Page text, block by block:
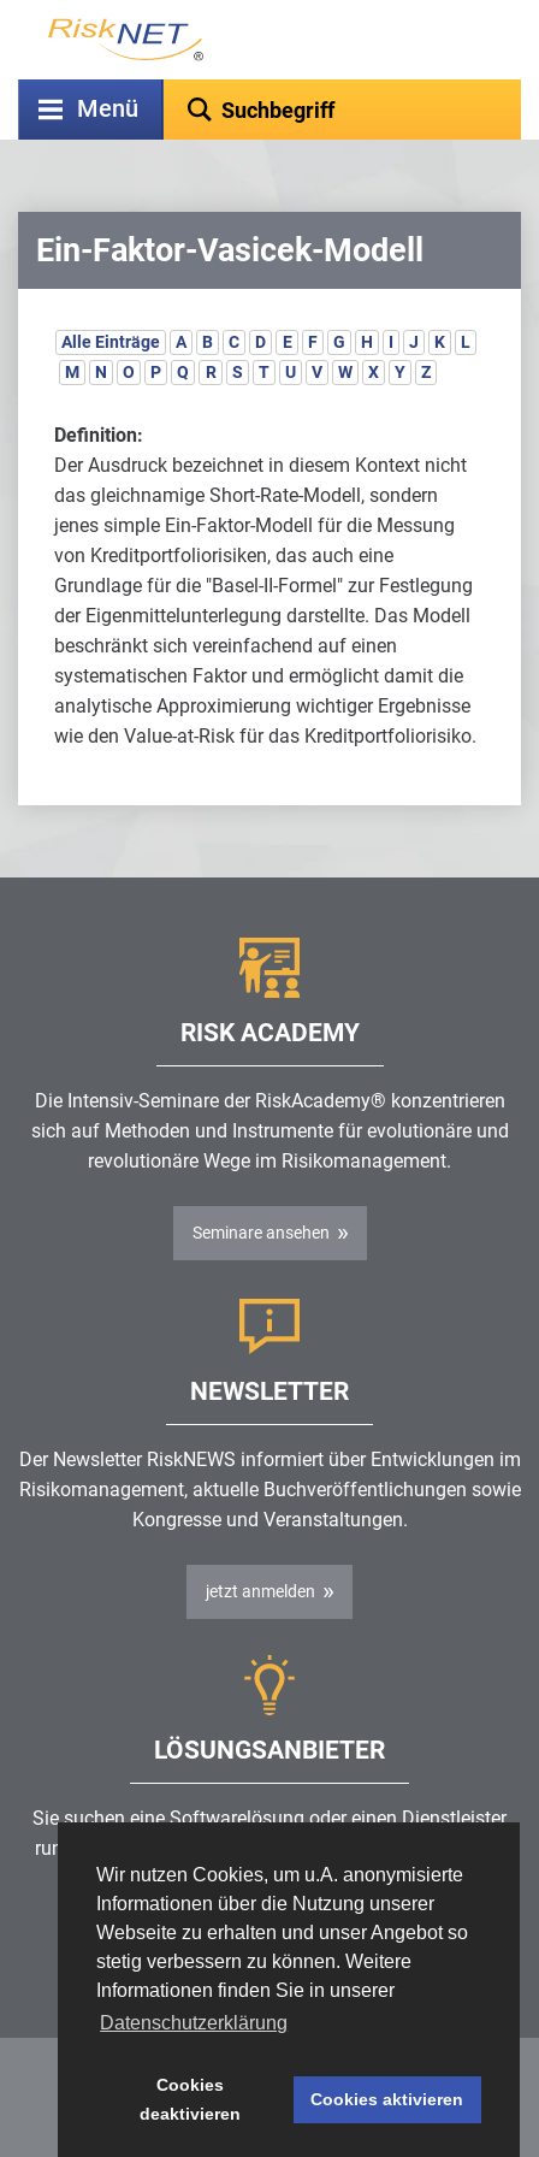
Wir nutzen Cookies, um u.A. anonymisierte
Informationen über die Nutzung unserer
Webseite zu erhalten und unser Angebot so
stetig verbessern zu können. Weitere
Informationen finden Sie in unserer
Datenschutzerklärung
Cookies
deaktivieren
Cookies aktivieren
Menü
Ein-Faktor-Vasicek-Modell
Alle Einträge A B C D E F G H I J K
L
M
N O P Q R S T U V W X Y Z
Definition:
Der Ausdruck bezeichnet in diesem Kontext nicht
das gleichnamige Short-Rate-Modell, sondern
jenes simple Ein-Faktor-Modell für die Messung
von Kreditportfoliorisiken, das auch eine
Grundlage für die "Basel-II-Formel" zur Festlegung
der Eigenmittelunterlegung darstellte. Das Modell
beschränkt sich vereinfachend auf einen
systematischen Faktor und ermöglicht damit die
analytische Approximierung wichtiger Ergebnisse
wie den Value-at-Risk für das Kreditportfoliorisiko.
RISK ACADEMY
Die Intensiv-Seminare der RiskAcademy® konzentrieren
sich auf Methoden und Instrumente für evolutionäre und
revolutionäre Wege im Risikomanagement.
Seminare ansehen
NEWSLETTER
Der Newsletter RiskNEWS informiert über Entwicklungen im
Risikomanagement, aktuelle Buchveröffentlichungen sowie
Kongresse und Veranstaltungen.
jetzt anmelden
LÖSUNGSANBIETER
Sie suchen eine Softwarelösung oder einen Dienstleister
rund um die Themen
ISMS?
Partner finden
Impressum/Sitemap